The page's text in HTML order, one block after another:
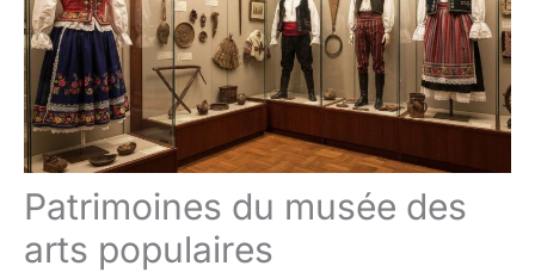
Patrimoines du musée des
arts populaires